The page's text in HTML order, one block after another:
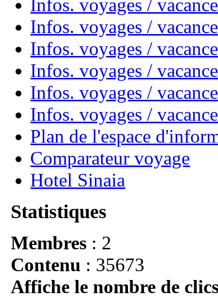
Infos. voyages /
Infos. voyages /
Infos. voyages /
Infos. voyages /
Infos. voyages /
Infos. voyages /
Plan de l'espace
Comparateur voyage
Hotel Sinaia
Statistiques
Membres : 2
Contenu : 35673
Affiche le nombre de